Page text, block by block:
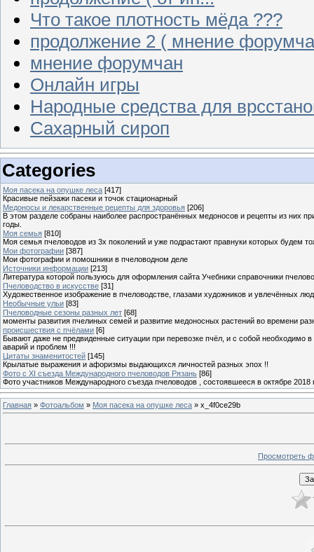
Что такое плотность мёда ???
продолжение 2 ( мнение
мнение форумчан
Онлайн игры
Народные средства для
Сахарный сироп
Categories
Моя пасека на опушке леса [417]
Красивые пейзажи пасеки и точок стационарный
Медоносы и лекарственные рецепты для здоровья [206]
В этом разделе собраны наиболее распространённых медоносов и рецепты из них
годы.
Моя семья [810]
Моя семья пчеловодов из 3х поколений и уже подрастают правнуки которых будем
Мои фотографии [387]
Мои фотографии и помошники в пчеловодном деле
Источники информации [213]
Литература которой пользуюсь для оформления сайта Учебники справочники
Пчеловодство в искусстве [31]
Художественное изображение в пчеловодстве, глазами художников и увлечённых
Необычные ульи [83]
Пчеловодные сезоны разных лет [68]
моменты развития пчелиных семей и развитие медоносных растений во времени
происшествия с пчёлами [6]
Бывают даже не предвиденные ситуации при перевозке пчёл, и с собой необходимо
аварий и проблем !!!
Цитаты знаменитостей [145]
Крылатые выражения и афоризмы выдающихся личностей разных эпох !!
Фото с XI съезда Международного пчеловодов Рязань [86]
Фото участников Международного съезда пчеловодов , состоявшееся в октябре 2018
Главная » Фотоальбом » Моя пасека на опушке леса » x_4f0ce29b
Просмотреть